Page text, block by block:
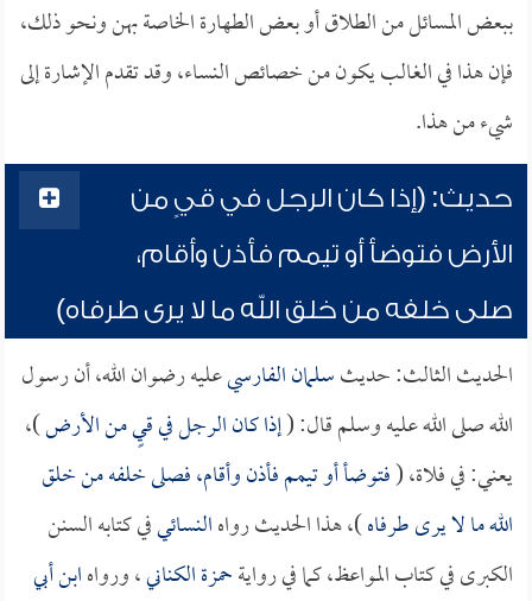
ببعض المسائل من الطلاق أو بعض الطهارة الخاصة بهن ونحو ذلك،
فإن هذا في الغالب يكون من خصائص النساء، وقد تقدم الإشارة إلى
شيء من هذا.
حديث: (إذا كان الرجل في قيٍ من
الأرض فتوضأ أو تيمم فأذن وأقام،
صلى خلفه من خلق الله ما لا يرى طرفاه)
الحديث الثالث: حديثسلمان الفارسيعليه رضوان الله، أن رسول
الله صلى الله عليه وسلم قال: (إذا كان الرجل في قيٍ من الأرض)،
يعني: في فلاة، (فتوضأ أو تيمم فأذن وأقام، فصلى خلفه من خلق
الله ما لا يرى طرفاه)، هذا الحديث رواهالنسائيفي كتابه السنن
الكبرى في كتاب المواعظ، كما في روايةحمزة الكناني، ورواهابن أبي